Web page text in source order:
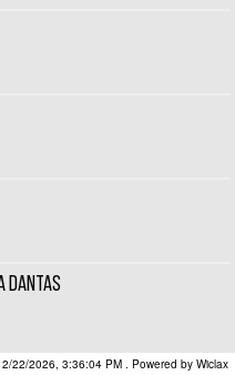
DANTAS
22/2026, 3:36:04 PM . Powered by Wiclax